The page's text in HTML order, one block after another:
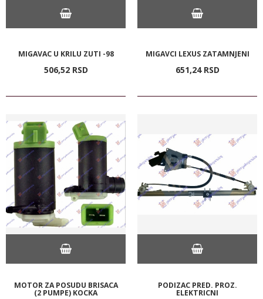
MIGAVAC U KRILU ZUTI -98
506,52 RSD
MIGAVCI LEXUS ZATAMNJENI
651,24 RSD
MOTOR ZA POSUDU BRISACA
(2 PUMPE) KOCKA
PODIZAC PRED. PROZ.
ELEKTRICNI